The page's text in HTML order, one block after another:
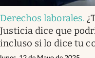
Derechos laborales.
Justicia dice que
incluso si lo dice tu